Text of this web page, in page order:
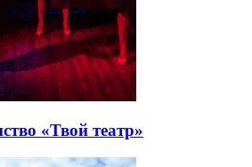
«Твой театр»